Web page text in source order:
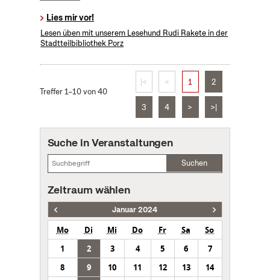
Lies mir vor!
Lesen üben mit unserem Lesehund Rudi Rakete in der
Stadtteilbibliothek Porz
Treffer 1–10 von 40
|< < 1 2
3 4 > >|
Suche in Veranstaltungen
Suchen
Zeitraum wählen
Januar 2024
Mo Di Mi Do Fr Sa
So
1
2 3 4 5 6
7
8
9 10 11 12 13
14